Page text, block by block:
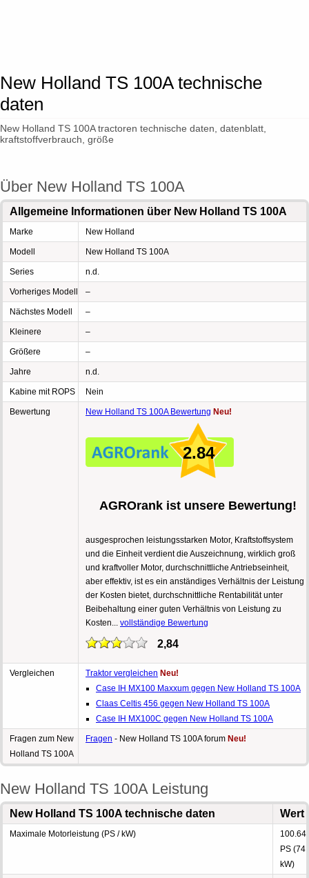
New Holland TS 100A technische
daten
New Holland TS 100A tractoren technische daten, datenblatt,
kraftstoffverbrauch, größe
Über New Holland TS 100A
Allgemeine Informationen über New Holland TS 100A
Marke New Holland
Modell New Holland TS 100A
Series n.d.
Vorheriges Modell –
Nächstes Modell –
Kleinere –
Größere –
Jahre n.d.
Kabine mit ROPS Nein
Bewertung New Holland TS 100A Bewertung Neu!
2.84
AGROrank ist unsere Bewertung!
ausgesprochen leistungsstarken Motor, Kraftstoffsystem
und die Einheit verdient die Auszeichnung, wirklich groß
und kraftvoller Motor, durchschnittliche Antriebseinheit,
aber effektiv, ist es ein anständiges Verhältnis der Leistung
der Kosten bietet, durchschnittliche Rentabilität unter
Beibehaltung einer guten Verhältnis von Leistung zu
Kosten... vollständige Bewertung
2,84
Vergleichen Traktor vergleichen Neu!
Case IH MX100 Maxxum gegen New Holland TS 100A
Claas Celtis 456 gegen New Holland TS 100A
Case IH MX100C gegen New Holland TS 100A
Fragen zum New
Holland TS 100A
Fragen - New Holland TS 100A forum Neu!
New Holland TS 100A Leistung
New Holland TS 100A technische daten Wert
Maximale Motorleistung (PS / kW)
100.64
PS (74
kW)